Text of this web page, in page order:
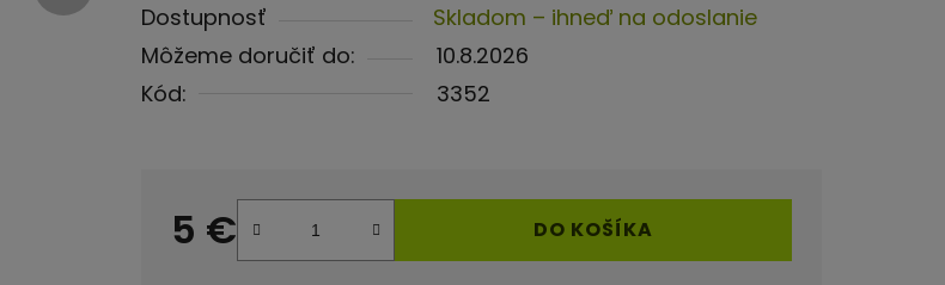
hviezdičiek.
Dostupnosť
Skladom – ihneď na odoslanie
Môžeme doručiť do:
10.8.2026
Kód:
3352
5 €
Jednotková cena:
DO KOŠÍKA